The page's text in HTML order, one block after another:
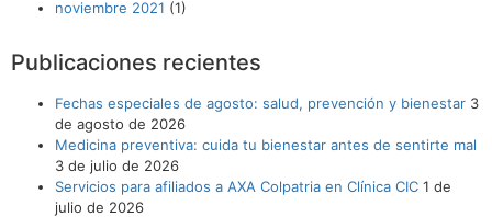
noviembre 2021 (1)
Publicaciones recientes
Fechas especiales de agosto: salud, prevención y bienestar 3
de agosto de 2026
Medicina preventiva: cuida tu bienestar antes de sentirte mal
3 de julio de 2026
Servicios para afiliados a AXA Colpatria en Clínica CIC 1 de
julio de 2026